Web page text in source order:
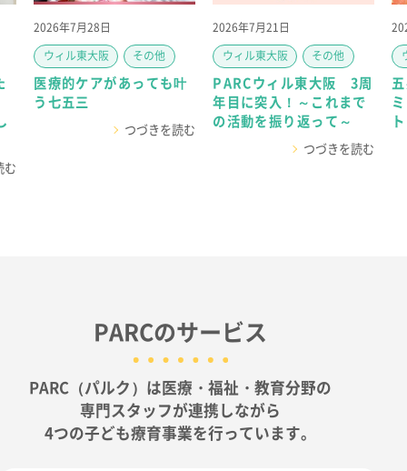
む
2026年7月28日
ウィル東大阪
その他
医療的ケアがあっても叶
う七五三
つづきを読む
2026年7月21日
ウィル東大阪
その他
PARCウィル東大阪 3周
年目に突入！～これまで
の活動を振り返って～
つづきを読む
PARCのサービス
PARC（パルク）は医療・福祉・教育分野の
専門スタッフが連携しながら
4つの子ども療育事業を行っています。